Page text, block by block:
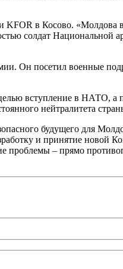
KFOR в Косово. «Молдова
солдат Национальной
Он посетил военные
вступление в НАТО, а
нейтралитета
будущего для
и принятие новой
проблемы – прямо